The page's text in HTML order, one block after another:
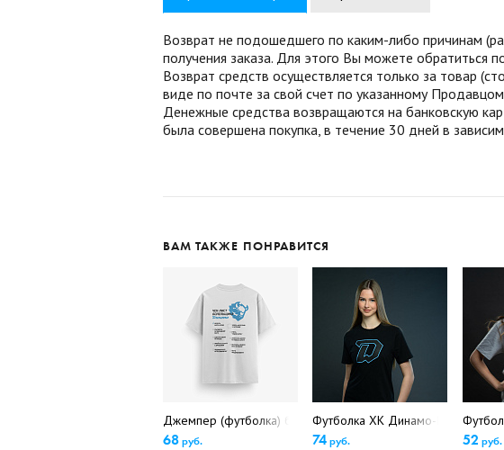
Возврат не подошедшего по каким-либо причинам
получения заказа. Для этого Вы можете обратиться
Возврат средств осуществляется только за товар
виде по почте за свой счет по указанному
Денежные средства возвращаются на банковскую
была совершена покупка, в течение 30 дней в
ВАМ ТАКЖЕ ПОНРАВИТСЯ
Джемпер (футболка) белая S-M (5644)
68 руб.
Футболка ХК Динамо-Минск, черн.
74 руб. 52 руб.